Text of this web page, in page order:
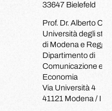
33647 Bielefeld
Prof. Dr. Alberto
Università degli
di Modena e
Dipartimento di
Comunicazione ed
Economia
Via Università 4
41121 Modena / I